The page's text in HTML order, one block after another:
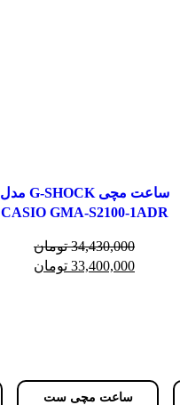
ساعت مچی G-SHOCK مدل
CASIO GMA-S2100-1ADR
34,430,000 تومان
33,400,000 تومان
ساعت مچی ست